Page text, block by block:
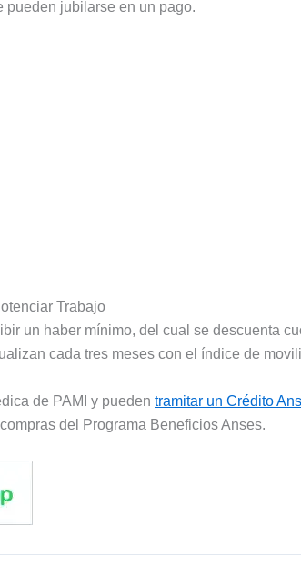
jubilarse en un pago.
Trabajo
un haber mínimo, del cual se descuenta
cada tres meses con el índice de
de PAMI y pueden tramitar un Crédito
del Programa Beneficios Anses.